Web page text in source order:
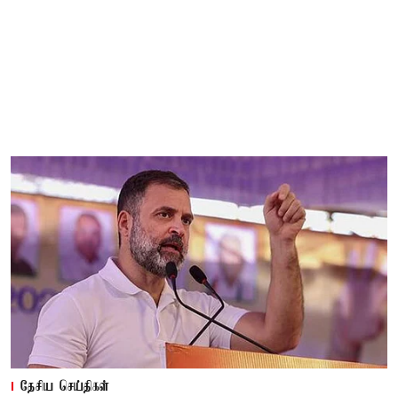
தேசிய செய்திகள்